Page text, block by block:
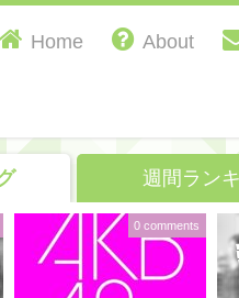
Home About
週間ラン
0 comments